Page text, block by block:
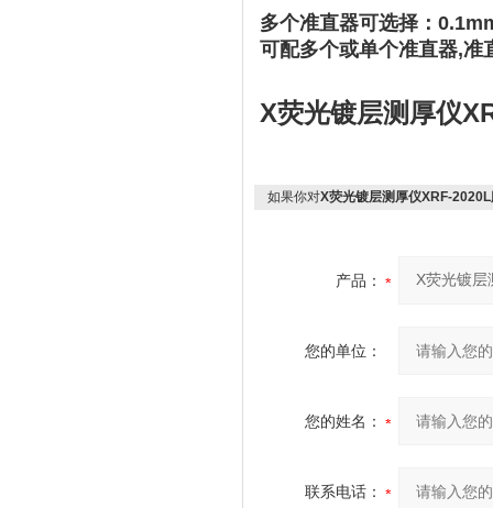
多个准直器可选择：
可配多个或单个准直器,准
X荧光镀层测厚仪
如果你对X荧光镀层测厚仪XRF-
产品：
您的单位：
您的姓名：
联系电话：